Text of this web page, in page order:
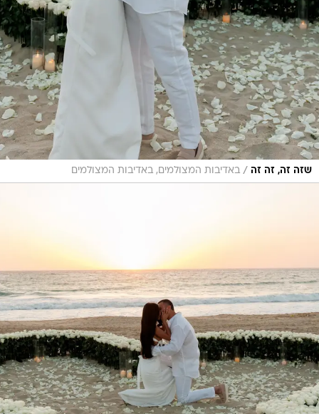
שזה זה, זה זה / באדיבות המצולמים, באדיבות המצולמים